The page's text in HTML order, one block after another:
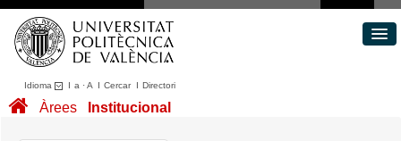
Idioma I a ·A I CercarI Directori
Conjunts de dades
Àrees Institucional